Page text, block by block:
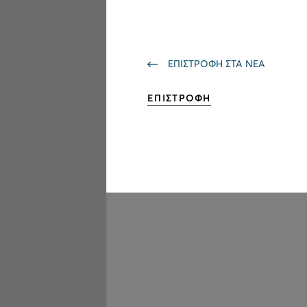
ΕΠΙΣΤΡΟΦΗ ΣΤΑ ΝΕΑ
ΕΠΙΣΤΡΟΦΗ